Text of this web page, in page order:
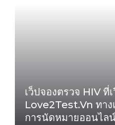
เว็ปจองตรวจ HIV ที่
Love2Test.vn ทาง
การนัดหมายออนไล